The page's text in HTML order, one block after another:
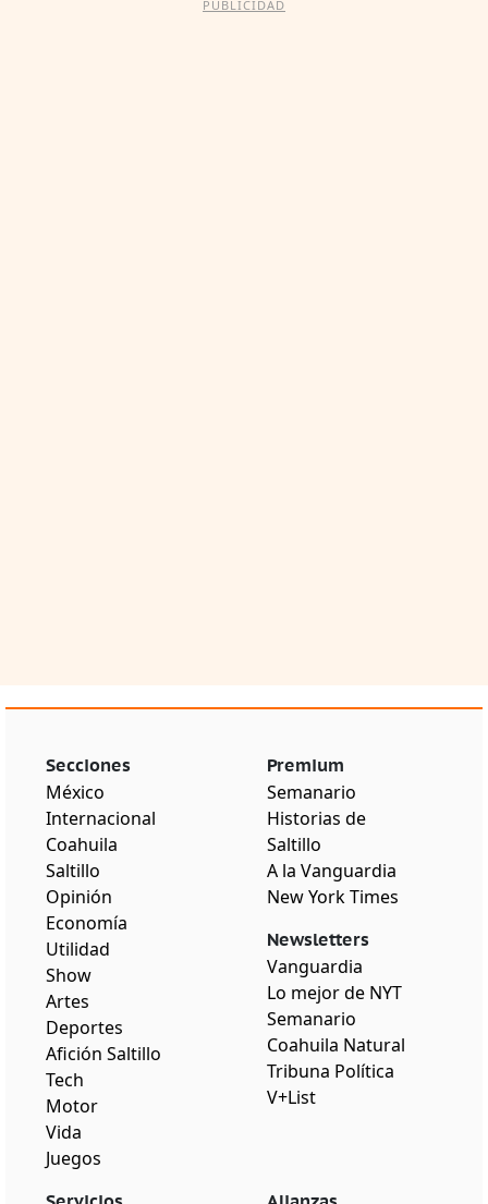
PUBLICIDAD
Secciones
México
Internacional
Coahuila
Saltillo
Opinión
Economía
Utilidad
Show
Artes
Deportes
Afición Saltillo
Tech
Motor
Vida
Juegos
Premium
Semanario
Historias de
Saltillo
A la Vanguardia
New York Times
Newsletters
Vanguardia
Lo mejor de NYT
Semanario
Coahuila Natural
Tribuna Política
V+List